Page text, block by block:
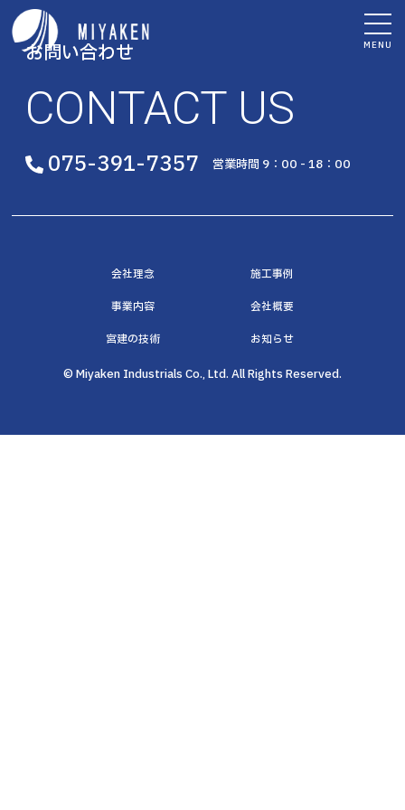
MENU
お問い合わせ
CONTACT US
075-391-7357 営業時間 9：00 - 18：00
会社理念 施工事例
事業内容 会社概要
宮建の技術 お知らせ
© Miyaken Industrials Co., Ltd. All Rights Reserved.